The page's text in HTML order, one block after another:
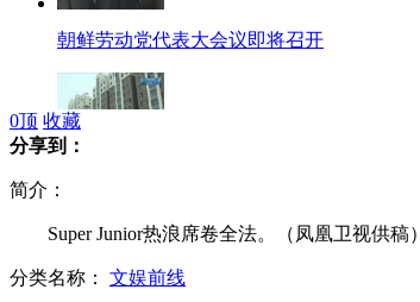
朝鲜劳动党代表大会议即将召开
羊长“黑眼圈” 看似大熊猫
0顶 收藏
分享到：
简介：
Super Junior热浪席卷全法。（凤凰卫视供稿）
分类名称： 文娱前线